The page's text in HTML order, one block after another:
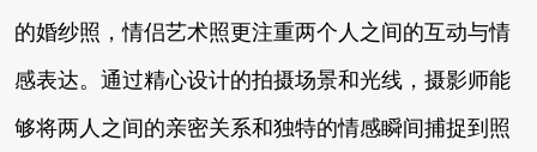
的婚纱照，情侣艺术照更注重两个人之间的互动与情
感表达。通过精心设计的拍摄场景和光线，摄影师能
够将两人之间的亲密关系和独特的情感瞬间捕捉到照